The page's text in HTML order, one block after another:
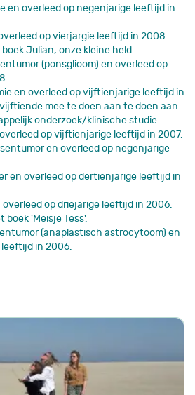
en overleed op negenjarige leeftijd in
op vierjargie leeftijd in 2008.
Julian, onze kleine held.
(ponsglioom) en overleed op
en overleed op vijftienjarige leeftijd in
mee te doen aan te doen aan
onderzoek/klinische studie.
op vijftienjarige leeftijd in 2007.
en overleed op negenjarige
en overleed op dertienjarige leeftijd in
overleed op driejarige leeftijd in 2006.
boek 'Meisje Tess'.
(anaplastisch astrocytoom) en
in 2006.